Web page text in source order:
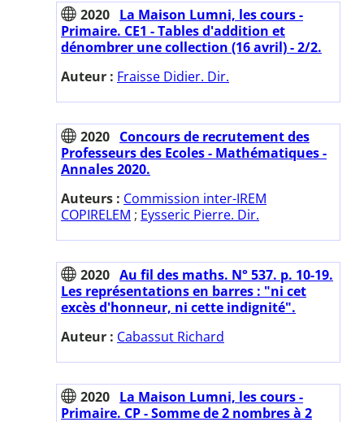
2020 La Maison Lumni, les cours -
Primaire. CE1 - Tables d'addition et
dénombrer une collection (16 avril) - 2/2.
Auteur : Fraisse Didier. Dir.
2020 Concours de recrutement des
Professeurs des Ecoles - Mathématiques -
Annales 2020.
Auteurs : Commission inter-IREM
COPIRELEM ; Eysseric Pierre. Dir.
2020 Au fil des maths. N° 537. p. 10-19.
Les représentations en barres : "ni cet
excès d'honneur, ni cette indignité".
Auteur : Cabassut Richard
2020 La Maison Lumni, les cours -
Primaire. CP - Somme de 2 nombres à 2